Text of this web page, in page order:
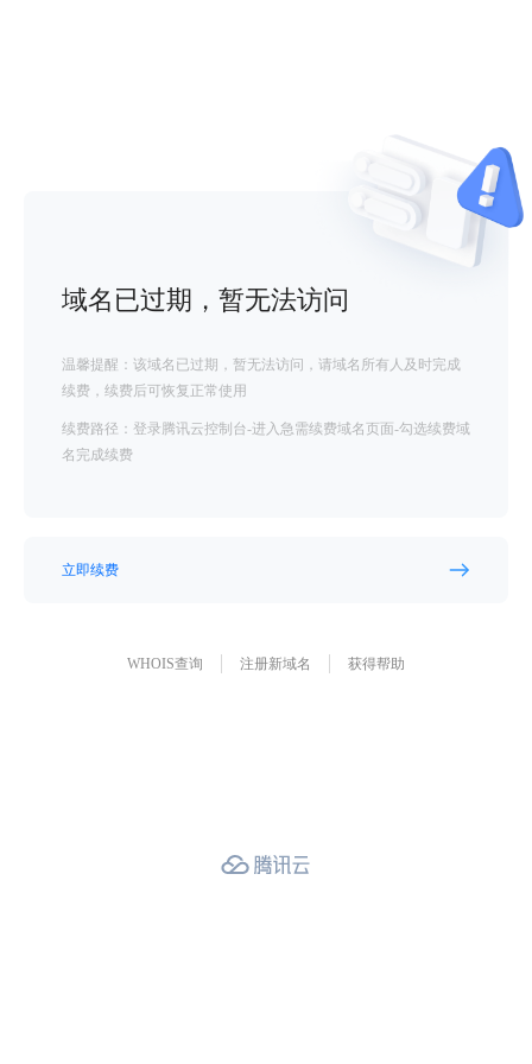
域名已过期，暂无法访问
温馨提醒：该域名已过期，暂无法访问，请域名所有人及时完成
续费，续费后可恢复正常使用
续费路径：登录腾讯云控制台-进入急需续费域名页面-勾选续费域
名完成续费
立即续费
WHOIS查询 注册新域名 获得帮助